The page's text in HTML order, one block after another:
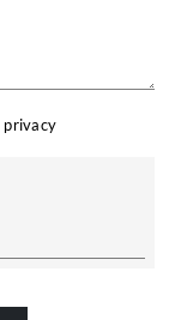
privacy